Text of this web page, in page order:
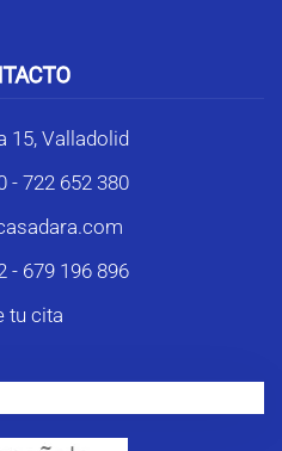
15, Valladolid
- 722 652 380
- 679 196 896
tu cita